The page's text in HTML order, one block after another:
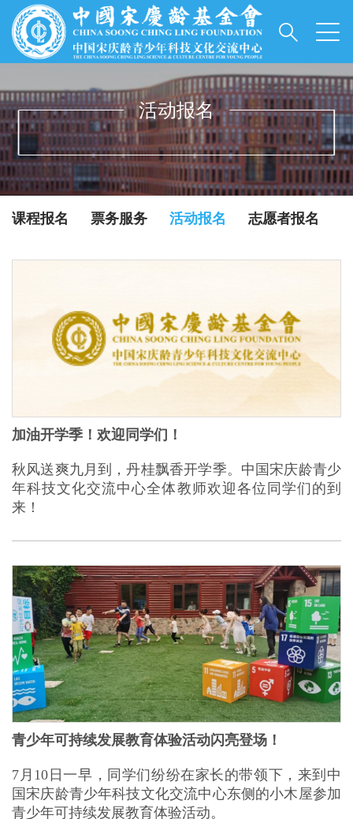
活动报名
INFORMATIONS
课程报名 票务服务 活动报名 志愿者报名
加油开学季！欢迎同学们！
秋风送爽九月到，丹桂飘香开学季。中国宋庆龄青少
年科技文化交流中心全体教师欢迎各位同学们的到
来！
青少年可持续发展教育体验活动闪亮登场！
7月10日一早，同学们纷纷在家长的带领下，来到中
国宋庆龄青少年科技文化交流中心东侧的小木屋参加
青少年可持续发展教育体验活动。